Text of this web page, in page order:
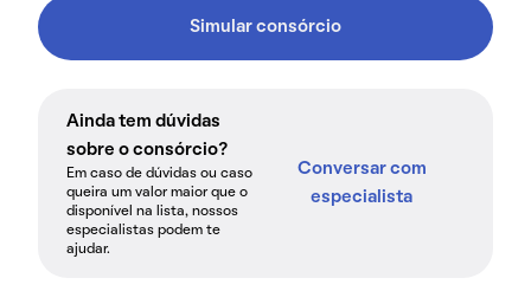
Simular consórcio
Ainda tem dúvidas
sobre o consórcio?
Em caso de dúvidas ou caso
queira um valor maior que o
disponível na lista, nossos
especialistas podem te
ajudar.
Conversar com
especialista